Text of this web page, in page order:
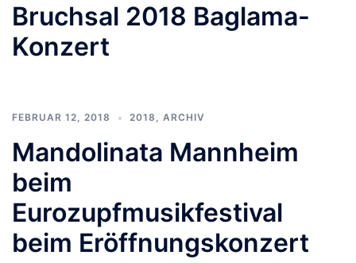
Bruchsal 2018 Baglama-
Konzert
FEBRUAR 12, 2018 2018 , ARCHIV
Mandolinata Mannheim
beim
Eurozupfmusikfestival
beim Eröffnungskonzert